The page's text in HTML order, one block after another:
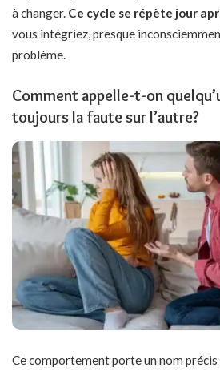
à changer. Ce cycle se répète jour
vous intégriez, presque
problème.
Comment appelle-t-on
toujours la faute sur l’autre?
Ce comportement porte un nom précis